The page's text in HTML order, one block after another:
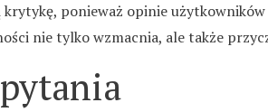
ponieważ opinie użytkowników
nie tylko wzmacnia, ale także